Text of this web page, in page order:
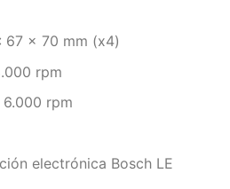
67 x 70 mm (x4)
rpm
rpm
electrónica Bosch LE